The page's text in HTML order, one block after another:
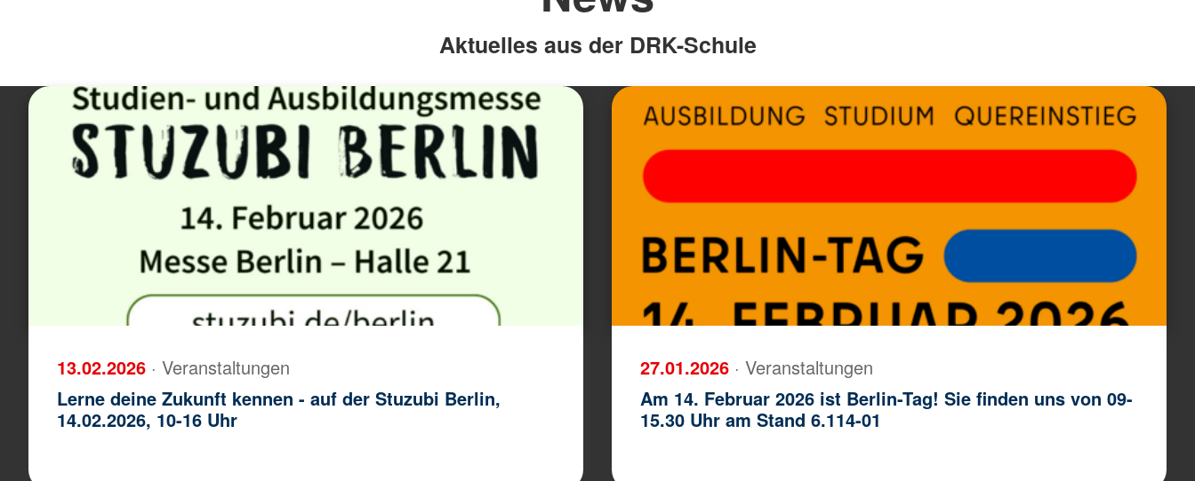
Aktuelles aus der DRK-Schule
13.02.2026 · Veranstaltungen
Lerne deine Zukunft kennen - auf der Stuzubi Berlin,
14.02.2026, 10-16 Uhr
27.01.2026 · Veranstaltungen
Am 14. Februar 2026 ist Berlin-Tag! Sie finden uns von 09-
15.30 Uhr am Stand 6.114-01